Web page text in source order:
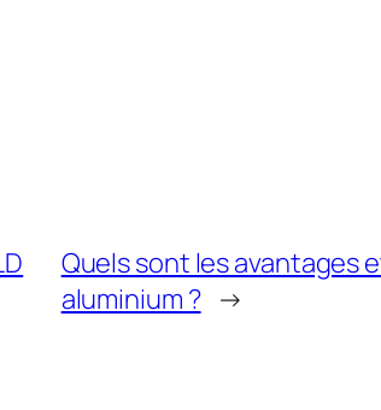
Quels sont les avantages
aluminium ? →